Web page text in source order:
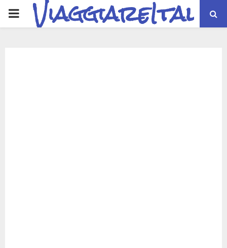
PRIMARYViaggiareItalia